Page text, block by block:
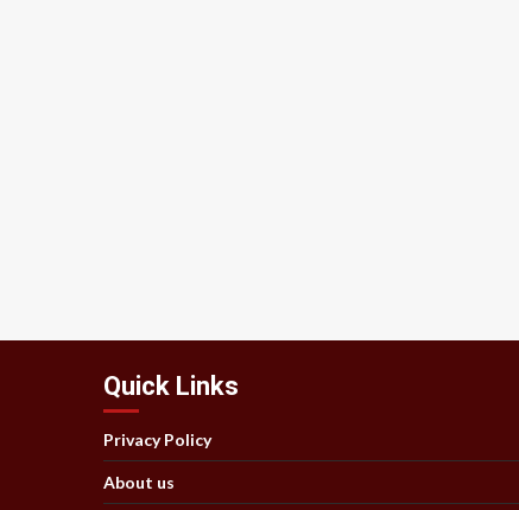
Quick Links
Privacy Policy
About us